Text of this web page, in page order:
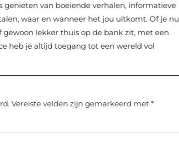
van boeiende verhalen, informatieve
waar en wanneer het jou uitkomt. Of je nu
lekker thuis op de bank zit, met een
heb je altijd toegang tot een wereld vol
Vereiste velden zijn gemarkeerd met*